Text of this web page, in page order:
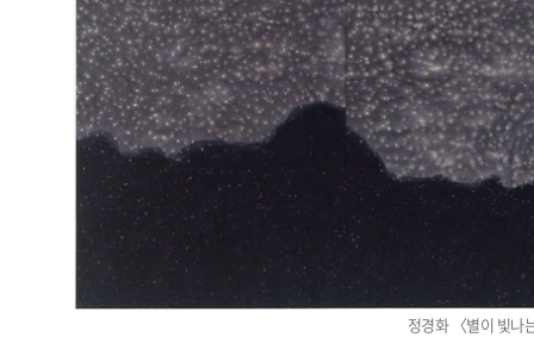
정경화 〈별이 빛